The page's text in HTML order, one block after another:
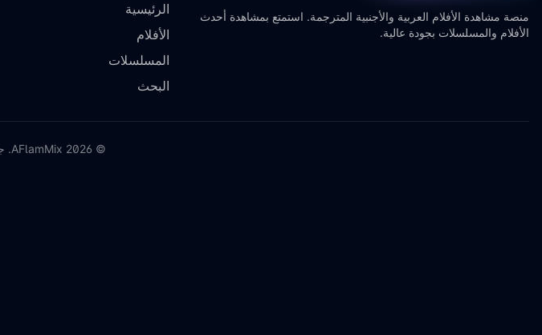
منصة مشاهدة الأفلام العربية والأجنبية المترجمة. استمتع بمشاهدة أحدث
الأفلام والمسلسلات بجودة عالية.
الرئيسية
الأفلام
المسلسلات
البحث
©
2026